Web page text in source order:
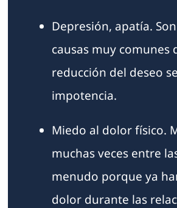
Depresión, apatía.
causas muy comunes
reducción del deseo
impotencia.
Miedo al dolor físico.
muchas veces entre
menudo porque ya
dolor durante las